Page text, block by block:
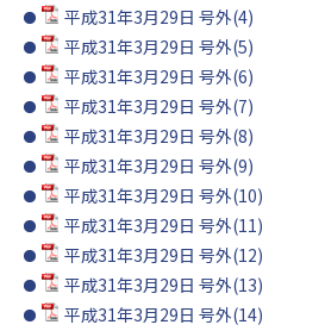
平成31年3月29日 号外(4)
平成31年3月29日 号外(5)
平成31年3月29日 号外(6)
平成31年3月29日 号外(7)
平成31年3月29日 号外(8)
平成31年3月29日 号外(9)
平成31年3月29日 号外(10)
平成31年3月29日 号外(11)
平成31年3月29日 号外(12)
平成31年3月29日 号外(13)
平成31年3月29日 号外(14)